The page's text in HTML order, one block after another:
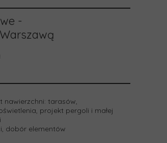
-
tarasów,
projekt pergoli i małej
dobór elementów